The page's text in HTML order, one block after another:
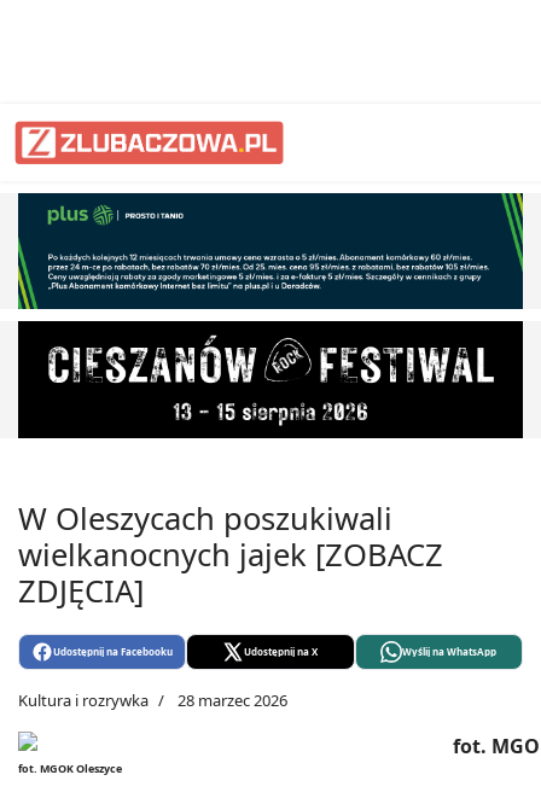
W Oleszycach poszukiwali
wielkanocnych jajek [ZOBACZ
ZDJĘCIA]
Udostępnij na Facebooku Udostępnij na X Wyślij na WhatsApp
Kultura i rozrywka 28 marzec 2026
fot. MGOK Oleszyce